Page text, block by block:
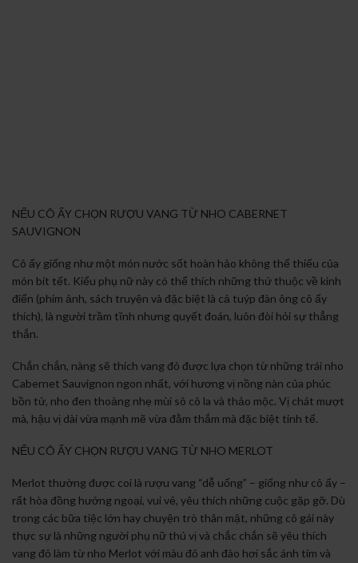
NẾU CÔ ẤY CHỌN RƯỢU VANG TỪ NHO CABERNET
SAUVIGNON
Cô ấy giống như một món nước sốt hoàn hảo không thể thiếu của
món bít tết. Kiểu phụ nữ này có thể thích những thứ thuộc về kinh
điển (phim ảnh, sách truyện và đặc biệt là cả tuýp đàn ông cô ấy
thích), là người trầm tĩnh nhưng quyết đoán, luôn đòi hỏi sự thẳng
thắn.
Chắn chắn, nàng sẽ thích vang đỏ được lựa chọn từ những trái nho
Cabernet Sauvignon ngon nhất, với hương vị nồng nàn của phúc
bồn tử, nho đen thoảng nhẹ mùi sô cô la và thảo mộc. Vị chát mượt
mà, hậu vị dài vừa mạnh mẽ vừa đằm thắm mà đặc biệt tinh tế.
NẾU CÔ ẤY CHỌN RƯỢU VANG TỪ NHO MERLOT
Merlot thường được coi là rượu vang “dễ uống” – giống như cô ấy –
rất hòa đồng hướng ngoại, vui vẻ, yêu thích những cuộc gặp gỡ. Dù
trong các bữa tiệc lớn hay chuyện trò thân mật, những cô gái này
thực sự là những người phụ nữ thú vị và chắc chắn sẽ yêu thích
vang đỏ làm từ nho Merlot với màu đỏ anh đào hơi sắc ánh tím và